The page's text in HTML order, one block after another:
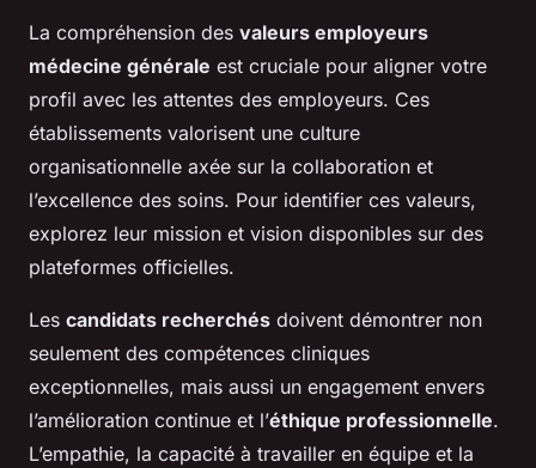
La compréhension des valeurs employeurs
médecine générale est cruciale pour aligner votre
profil avec les attentes des employeurs. Ces
établissements valorisent une culture
organisationnelle axée sur la collaboration et
l’excellence des soins. Pour identifier ces valeurs,
explorez leur mission et vision disponibles sur des
plateformes officielles.
Les candidats recherchés doivent démontrer non
seulement des compétences cliniques
exceptionnelles, mais aussi un engagement envers
l’amélioration continue et l’éthique professionnelle.
L’empathie, la capacité à travailler en équipe et la